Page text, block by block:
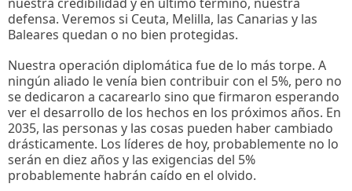
defensa. Veremos si Ceuta, Melilla, las Canarias y las
Baleares quedan o no bien protegidas.
Nuestra operación diplomática fue de lo más torpe. A
ningún aliado le venía bien contribuir con el 5%, pero no
se dedicaron a cacarearlo sino que firmaron esperando
ver el desarrollo de los hechos en los próximos años. En
2035, las personas y las cosas pueden haber cambiado
drásticamente. Los líderes de hoy, probablemente no lo
serán en diez años y las exigencias del 5%
probablemente habrán caído en el olvido.